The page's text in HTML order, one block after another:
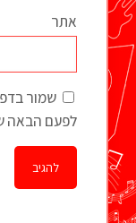
אתר
שמור
לפעם הבאה